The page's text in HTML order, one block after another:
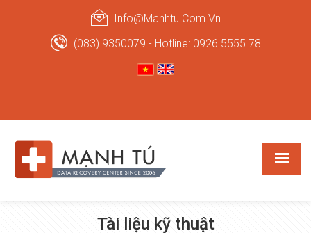
Info@manhtu.com.vn
(083) 9350079 - Hotline: 0926 5555 78
Tài liệu kỹ thuật